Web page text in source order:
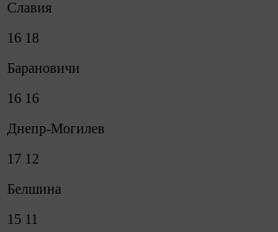
Славия
16 18
Барановичи
16 16
Днепр-Могилев
17 12
Белшина
15 11